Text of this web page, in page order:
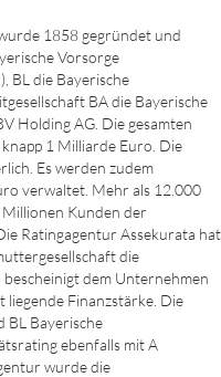
1858 gegründet und
Vorsorge
BL die Bayerische
BA die Bayerische
Holding AG. Die gesamten
1 Milliarde Euro. Die
Es werden zudem
verwaltet. Mehr als 12.000
Kunden der
Ratingagentur Assekurata hat
die
dem Unternehmen
Finanzstärke. Die
BL Bayerische
ebenfalls mit A
wurde die